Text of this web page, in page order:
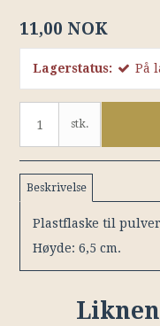
11,00 NOK
Lagerstatus: På
stk.
Beskrivelse
Plastflaske til
Høyde: 6,5 cm.